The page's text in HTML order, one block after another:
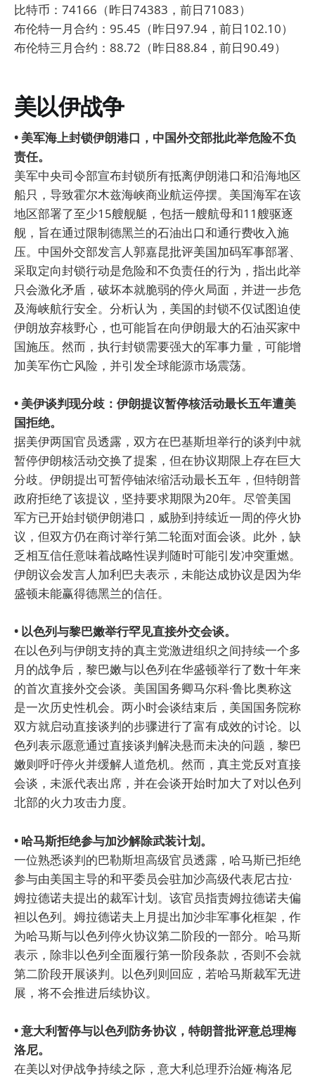
比特币：74166（昨日74383，前日71083）
布伦特一月合约：95.45（昨日97.94，前日102.10）
布伦特三月合约：88.72（昨日88.84，前日90.49）
美以伊战争
• 美军海上封锁伊朗港口，中国外交部批此举危险不负
责任。
美军中央司令部宣布封锁所有抵离伊朗港口和沿海地区
船只，导致霍尔木兹海峡商业航运停摆。美国海军在该
地区部署了至少15艘舰艇，包括一艘航母和11艘驱逐
舰，旨在通过限制德黑兰的石油出口和通行费收入施
压。中国外交部发言人郭嘉昆批评美国加码军事部署、
采取定向封锁行动是危险和不负责任的行为，指出此举
只会激化矛盾，破坏本就脆弱的停火局面，并进一步危
及海峡航行安全。分析认为，美国的封锁不仅试图迫使
伊朗放弃核野心，也可能旨在向伊朗最大的石油买家中
国施压。然而，执行封锁需要强大的军事力量，可能增
加美军伤亡风险，并引发全球能源市场震荡。
• 美伊谈判现分歧：伊朗提议暂停核活动最长五年遭美
国拒绝。
据美伊两国官员透露，双方在巴基斯坦举行的谈判中就
暂停伊朗核活动交换了提案，但在协议期限上存在巨大
分歧。伊朗提出可暂停铀浓缩活动最长五年，但特朗普
政府拒绝了该提议，坚持要求期限为20年。尽管美国
军方已开始封锁伊朗港口，威胁到持续近一周的停火协
议，但双方仍在商讨举行第二轮面对面会谈。此外，缺
乏相互信任意味着战略性误判随时可能引发冲突重燃。
伊朗议会发言人加利巴夫表示，未能达成协议是因为华
盛顿未能赢得德黑兰的信任。
• 以色列与黎巴嫩举行罕见直接外交会谈。
在以色列与伊朗支持的真主党激进组织之间持续一个多
月的战争后，黎巴嫩与以色列在华盛顿举行了数十年来
的首次直接外交会谈。美国国务卿马尔科·鲁比奥称这
是一次历史性机会。两小时会谈结束后，美国国务院称
双方就启动直接谈判的步骤进行了富有成效的讨论。以
色列表示愿意通过直接谈判解决悬而未决的问题，黎巴
嫩则呼吁停火并缓解人道危机。然而，真主党反对直接
会谈，未派代表出席，并在会谈开始时加大了对以色列
北部的火力攻击力度。
• 哈马斯拒绝参与加沙解除武装计划。
一位熟悉谈判的巴勒斯坦高级官员透露，哈马斯已拒绝
参与由美国主导的和平委员会驻加沙高级代表尼古拉·
姆拉德诺夫提出的裁军计划。该官员指责姆拉德诺夫偏
袒以色列。姆拉德诺夫上月提出加沙非军事化框架，作
为哈马斯与以色列停火协议第二阶段的一部分。哈马斯
表示，除非以色列全面履行第一阶段条款，否则不会就
第二阶段开展谈判。以色列则回应，若哈马斯裁军无进
展，将不会推进后续协议。
• 意大利暂停与以色列防务协议，特朗普批评意总理梅
洛尼。
在美以对伊战争持续之际，意大利总理乔治娅·梅洛尼